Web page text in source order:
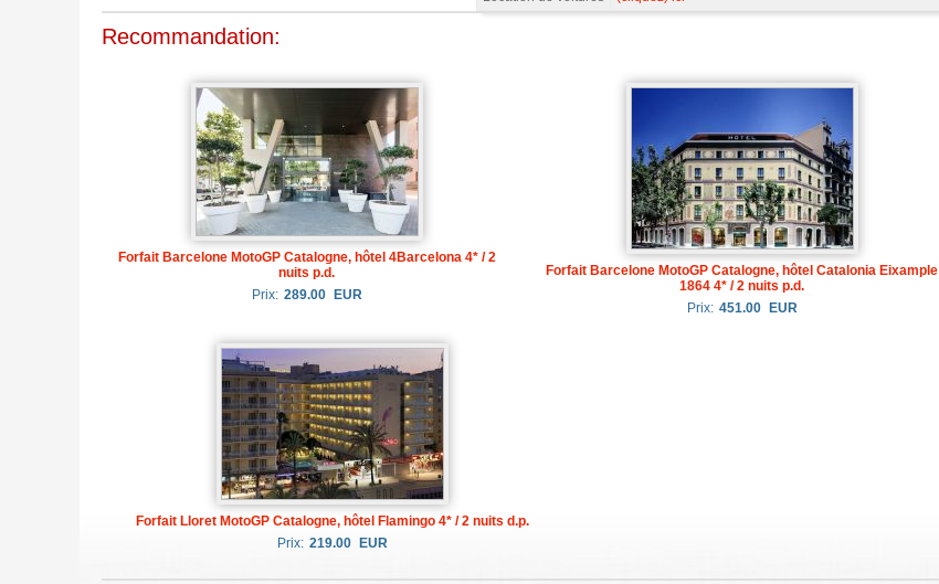
Recommandation:
Forfait Barcelone MotoGP Catalogne, hôtel 4Barcelona 4* / 2
nuits p.d.
Prix: 289.00 EUR
Forfait Barcelone MotoGP Catalogne, hôtel Catalonia Eixample
1864 4* / 2 nuits p.d.
Prix: 451.00 EUR
Forfait Lloret MotoGP Catalogne, hôtel Flamingo 4* / 2 nuits d.p.
Prix: 219.00 EUR